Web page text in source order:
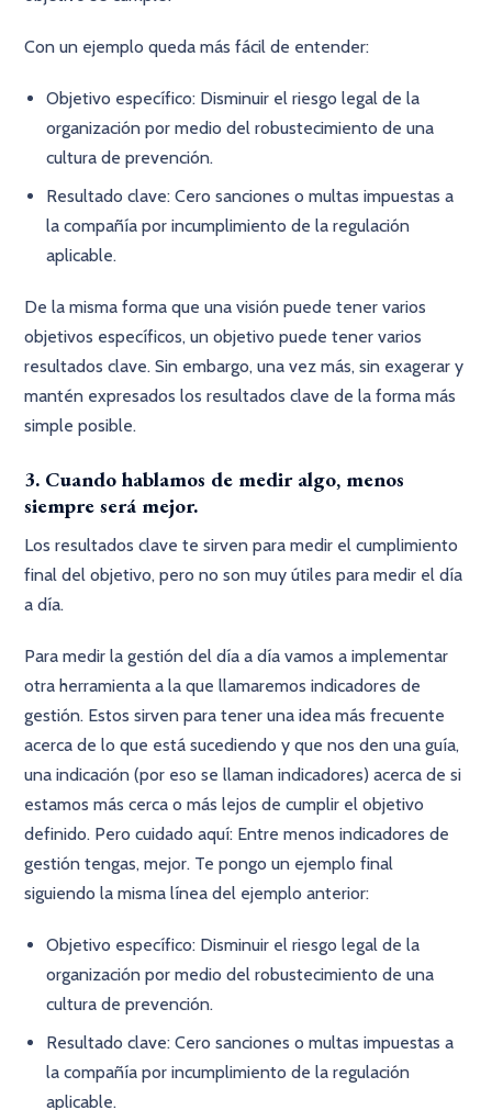
Con un ejemplo queda más fácil de entender:
Objetivo específico: Disminuir el riesgo legal de la
organización por medio del robustecimiento de una
cultura de prevención.
Resultado clave: Cero sanciones o multas impuestas a
la compañía por incumplimiento de la regulación
aplicable.
De la misma forma que una visión puede tener varios
objetivos específicos, un objetivo puede tener varios
resultados clave. Sin embargo, una vez más, sin exagerar y
mantén expresados los resultados clave de la forma más
simple posible.
3. Cuando hablamos de medir algo, menos
siempre será mejor.
Los resultados clave te sirven para medir el cumplimiento
final del objetivo, pero no son muy útiles para medir el día
a día.
Para medir la gestión del día a día vamos a implementar
otra herramienta a la que llamaremos indicadores de
gestión. Estos sirven para tener una idea más frecuente
acerca de lo que está sucediendo y que nos den una guía,
una indicación (por eso se llaman indicadores) acerca de si
estamos más cerca o más lejos de cumplir el objetivo
definido. Pero cuidado aquí: Entre menos indicadores de
gestión tengas, mejor. Te pongo un ejemplo final
siguiendo la misma línea del ejemplo anterior:
Objetivo específico: Disminuir el riesgo legal de la
organización por medio del robustecimiento de una
cultura de prevención.
Resultado clave: Cero sanciones o multas impuestas a
la compañía por incumplimiento de la regulación
aplicable.